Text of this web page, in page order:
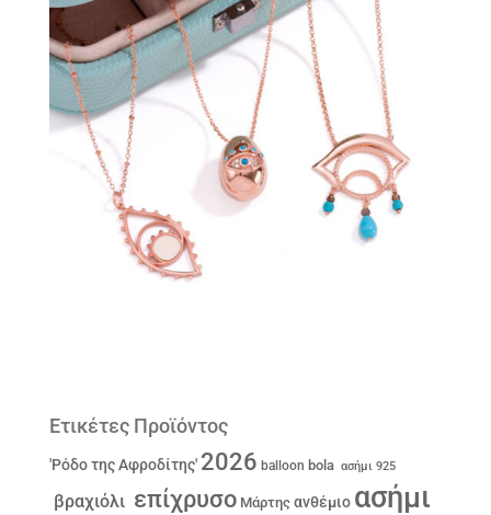
Ετικέτες Προϊόντος
'Ρόδο της Αφροδίτης' 2026 balloon bola ασήμι 925
βραχιόλι επίχρυσο Μάρτης ανθέμιο ασήμι